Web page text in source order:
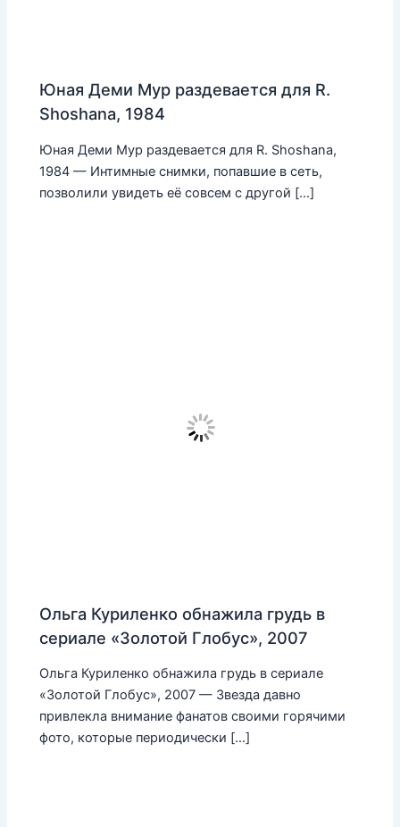
Юная Деми Мур раздевается для R.
Shoshana, 1984
Юная Деми Мур раздевается для R. Shoshana,
1984 — Интимные снимки, попавшие в сеть,
позволили увидеть её совсем с другой […]
Ольга Куриленко обнажила грудь в
сериале «Золотой Глобус», 2007
Ольга Куриленко обнажила грудь в сериале
«Золотой Глобус», 2007 — Звезда давно
привлекла внимание фанатов своими горячими
фото, которые периодически […]